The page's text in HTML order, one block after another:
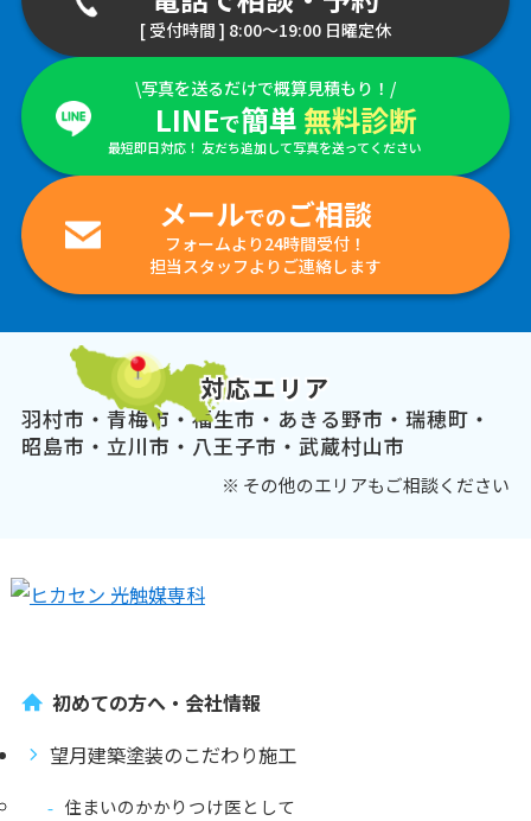
[ 受付時間 ] 8:00～19:00 日曜定休
\写真を送るだけで概算見積もり！/
LINEで簡単 無料診断
最短即日対応！ 友だち追加して写真を送ってください
メールでのご相談
フォームより24時間受付！
担当スタッフよりご連絡します
対応エリア
羽村市・青梅市・福生市・あきる野市・瑞穂町・
昭島市・立川市・八王子市・武蔵村山市
※ その他のエリアもご相談ください
初めての方へ・会社情報
望月建築塗装のこだわり施工
住まいのかかりつけ医として